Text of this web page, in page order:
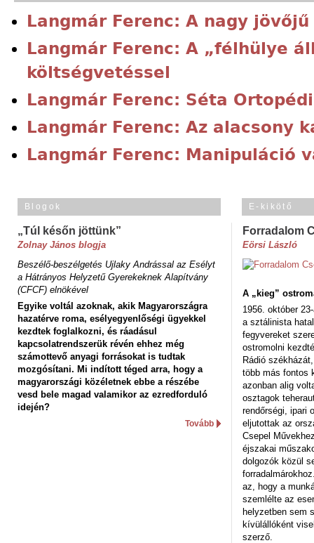
Langmár Ferenc: A nagy
Langmár Ferenc: A „félhülye
költségvetéssel
Langmár Ferenc: Séta
Langmár Ferenc: Az alacsony
Langmár Ferenc: Manipuláció
Blogok
„Túl későn jöttünk”
Zolnay János blogja
Beszélő-beszélgetés Ujlaky Andrással az Esélyt
a Hátrányos Helyzetű Gyerekeknek Alapítvány
(CFCF) elnökével
Egyike voltál azoknak, akik Magyarországra
hazatérve roma, esélyegyenlőségi ügyekkel
kezdtek foglalkozni, és ráadásul
kapcsolatrendszerük révén ehhez még
számottevő anyagi forrásokat is tudtak
mozgósítani. Mi indított téged arra, hogy a
magyarországi közéletnek ebbe a részébe
vesd bele magad valamikor az ezredforduló
idején?
Tovább
E-kikötő
Forradalom
Eörsi László
A „kieg”
1956. október
a sztálinista
fegyvereket
ostromolni
Rádió
több más fontos
azonban alig
osztagok
rendőrségi, ipari
eljutottak az
Csepel
éjszakai
dolgozók közül
az, hogy a
szemlélte az
helyzetben sem
kívülállóként
szerző.